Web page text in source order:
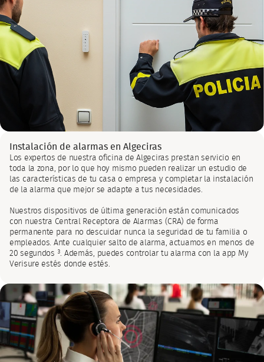
Instalación de alarmas en Algeciras
Los expertos de nuestra oficina de Algeciras prestan servicio en
toda la zona, por lo que hoy mismo pueden realizar un estudio de
las características de tu casa o empresa y completar la instalación
de la alarma que mejor se adapte a tus necesidades.
Nuestros dispositivos de última generación están comunicados
con nuestra Central Receptora de Alarmas (CRA) de forma
permanente para no descuidar nunca la seguridad de tu familia o
empleados. Ante cualquier salto de alarma, actuamos en menos de
20 segundos ³. Además, puedes controlar tu alarma con la app My
Verisure estés donde estés.